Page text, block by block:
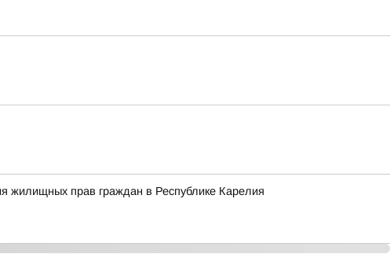
жилищных прав граждан в Республике Карелия